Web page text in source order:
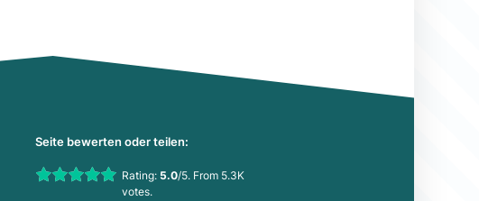
Seite bewerten oder teilen:
Rate this item:
Submit Rating
Rating: 5.0/5. From 5.3K
votes.